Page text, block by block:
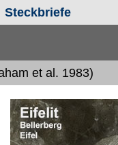
Steckbriefe
et al. 1983)